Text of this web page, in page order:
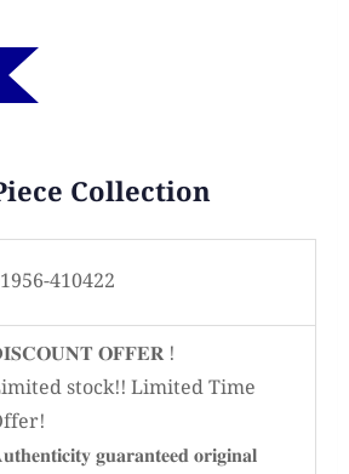
Collection
410422
𝐎𝐅𝐅𝐄𝐑 !
stock!! Limited Time
𝐠𝐮𝐚𝐫𝐚𝐧𝐭𝐞𝐞𝐝 𝐨𝐫𝐢𝐠𝐢𝐧𝐚𝐥